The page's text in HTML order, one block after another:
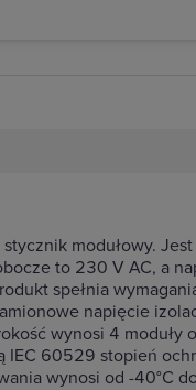
stycznik modułowy.
to 230 V AC, a
spełnia
napięcie
wynosi 4 moduły
IEC 60529 stopień
wynosi od -40°C